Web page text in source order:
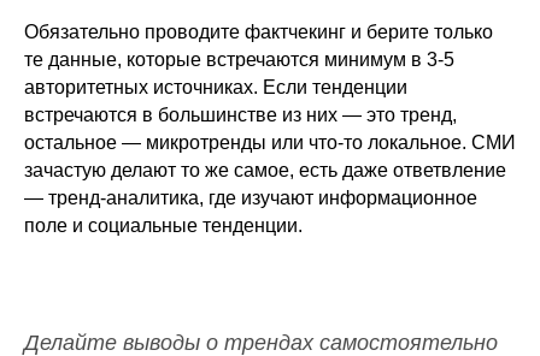
Обязательно проводите фактчекинг и берите только
те данные, которые встречаются минимум в 3-5
авторитетных источниках. Если тенденции
встречаются в большинстве из них — это тренд,
остальное — микротренды или что-то локальное. CМИ
зачастую делают то же самое, есть даже ответвление
— тренд-аналитика, где изучают информационное
поле и социальные тенденции.
Делайте выводы о трендах самостоятельно